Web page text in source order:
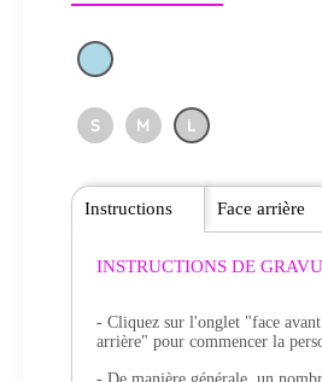
S M L
Instructions
INSTRUCTIONS DE
- Cliquez sur l'onglet "face
arrière" pour commencer la
Face arrière